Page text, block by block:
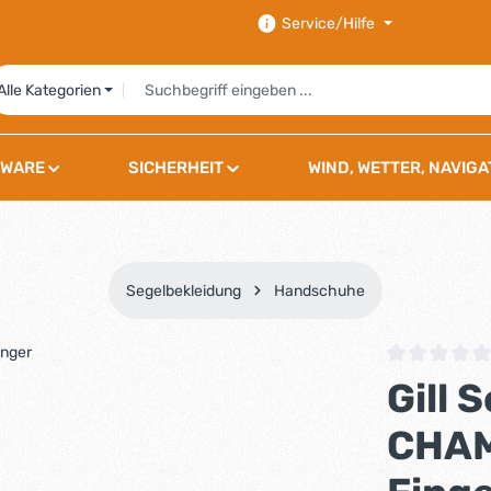
Service/Hilfe
Kategorien
SICHERHEIT WIND, WETTER,
Segelbekleidung Handschuhe
Gill